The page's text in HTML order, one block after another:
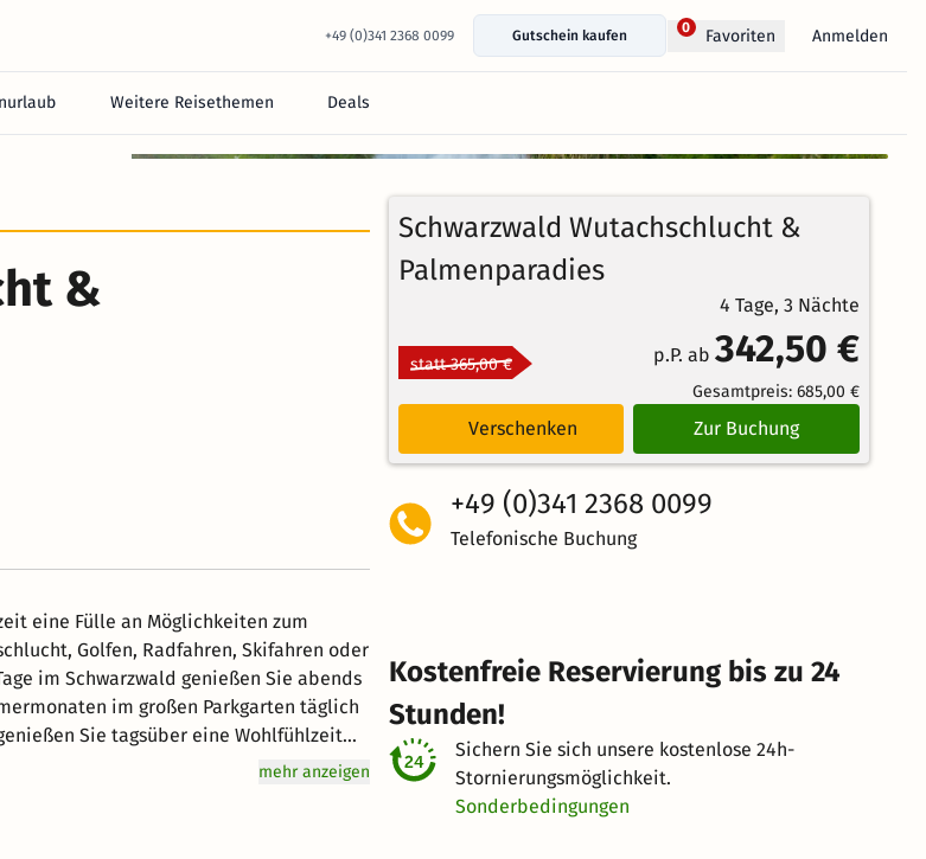
+49 (0)341 2368 0099 Gutschein kaufen
0 Favoriten Anmelden
Weitere Reisethemen Deals
100%
Weiterempfehlung
Bewertungen
&
eine Fülle an Möglichkeiten zum
Golfen, Radfahren, Skifahren oder
im Schwarzwald genießen Sie abends
im großen Parkgarten täglich
Sie tagsüber eine Wohlfühlzeit
Lagunen und tropische Temperaturen
mehr anzeigen
Schwarzwald Wutachschlucht &
Palmenparadies
4 Tage, 3 Nächte
statt 365,00 € p.P. ab 342,50 €
Gesamtpreis: 685,00 €
Verschenken Zur Buchung
+49 (0)341 2368 0099
Telefonische Buchung
Kostenfreie Reservierung bis zu 24
Stunden!
Sichern Sie sich unsere kostenlose 24h-
Stornierungsmöglichkeit.
Sonderbedingungen